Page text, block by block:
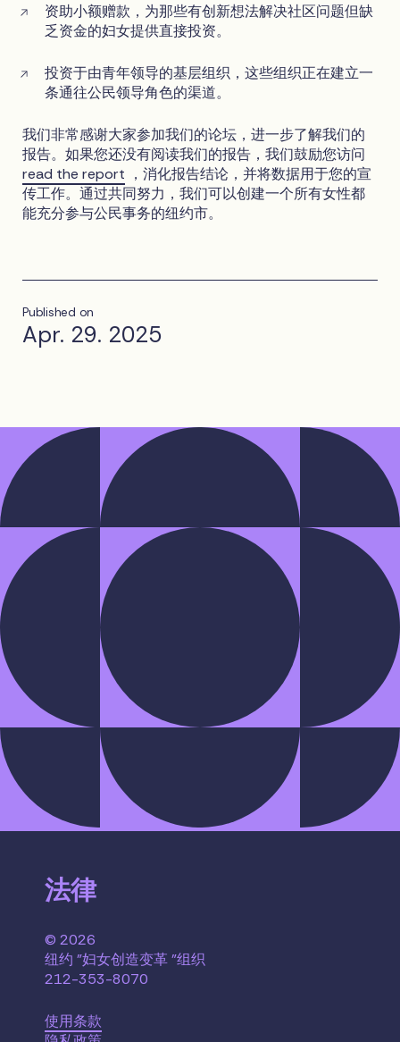
资助小额赠款，为那些有创新想法解决社区问题但缺
乏资金的妇女提供直接投资。
投资于由青年领导的基层组织，这些组织正在建立一
条通往公民领导角色的渠道。
我们非常感谢大家参加我们的论坛，进一步了解我们的
报告。如果您还没有阅读我们的报告，我们鼓励您访问
read the report ，消化报告结论，并将数据用于您的宣
传工作。通过共同努力，我们可以创建一个所有女性都
能充分参与公民事务的纽约市。
Published on
Apr. 29. 2025
法律
© 2026
纽约 "妇女创造变革 "组织
212-353-8070
使用条款